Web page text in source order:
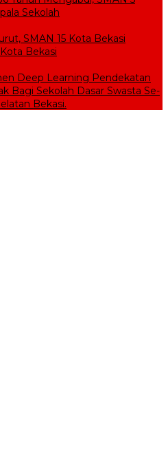
Sekolah
SMAN 15 Kota Bekasi
Bekasi
Deep Learning Pendekatan
Bagi Sekolah Dasar Swasta Se-
Bekasi.